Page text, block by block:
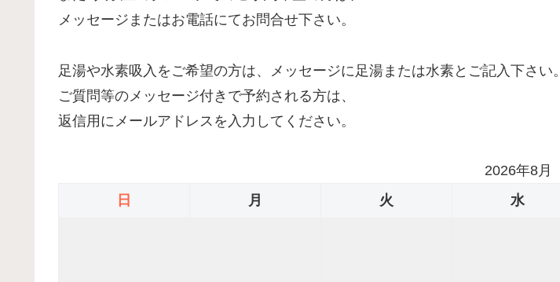
メッセージまたはお電話にてお問合せ下さい。
足湯や水素吸入をご希望の方は、メッセージに足湯または水素とご記入下さい。
ご質問等のメッセージ付きで予約される方は、
返信用にメールアドレスを入力してください。
2026年8月
日
月 火 水